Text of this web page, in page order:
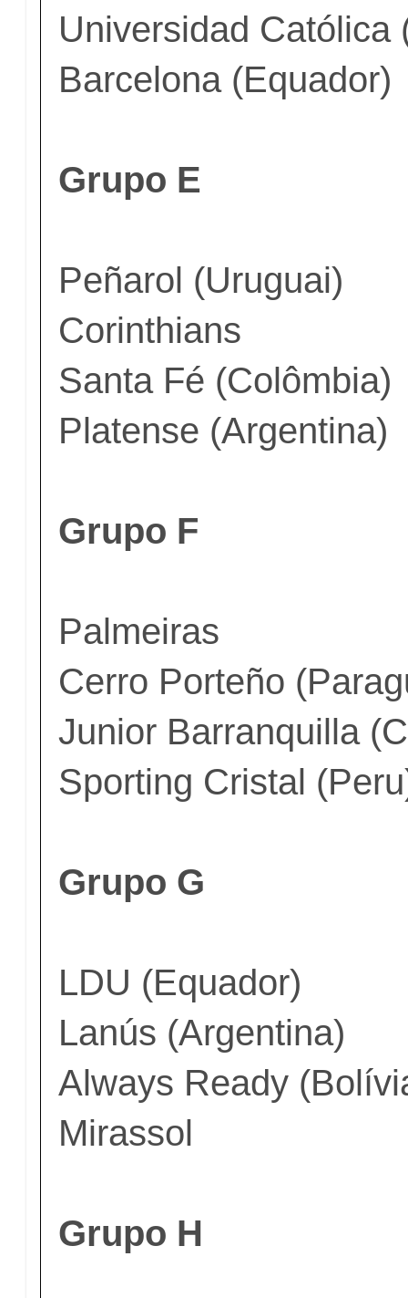
Universidad Católica
Barcelona (Equador)
Grupo E
Peñarol (Uruguai)
Corinthians
Santa Fé (Colômbia)
Platense (Argentina)
Grupo F
Palmeiras
Cerro Porteño
Junior Barranquilla
Sporting Cristal
Grupo G
LDU (Equador)
Lanús (Argentina)
Always Ready
Mirassol
Grupo H